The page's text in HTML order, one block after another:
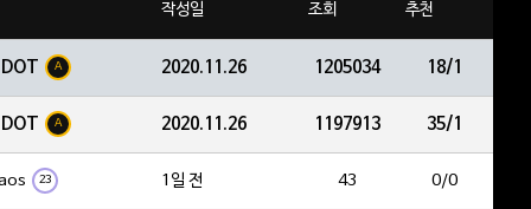
작성일 조회 추천
A 2020.11.26 1205034 18/1
A 2020.11.26 1197913 35/1
23 1일 전 43 0/0